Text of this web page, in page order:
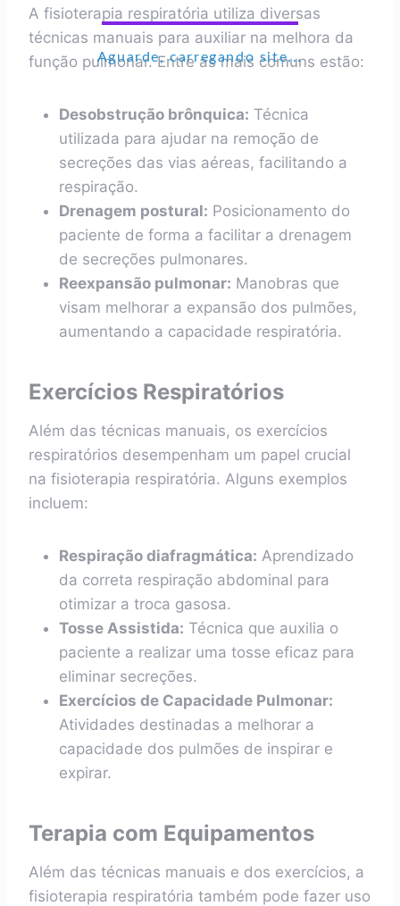
Aguarde, carregando site...
A fisioterapia respiratória utiliza diversas
técnicas manuais para auxiliar na melhora da
função pulmonar. Entre as mais comuns estão:
Desobstrução brônquica: Técnica
utilizada para ajudar na remoção de
secreções das vias aéreas, facilitando a
respiração.
Drenagem postural: Posicionamento do
paciente de forma a facilitar a drenagem
de secreções pulmonares.
Reexpansão pulmonar: Manobras que
visam melhorar a expansão dos pulmões,
aumentando a capacidade respiratória.
Exercícios Respiratórios
Além das técnicas manuais, os exercícios
respiratórios desempenham um papel crucial
na fisioterapia respiratória. Alguns exemplos
incluem:
Respiração diafragmática: Aprendizado
da correta respiração abdominal para
otimizar a troca gasosa.
Tosse Assistida: Técnica que auxilia o
paciente a realizar uma tosse eficaz para
eliminar secreções.
Exercícios de Capacidade Pulmonar:
Atividades destinadas a melhorar a
capacidade dos pulmões de inspirar e
expirar.
Terapia com Equipamentos
Além das técnicas manuais e dos exercícios, a
fisioterapia respiratória também pode fazer uso